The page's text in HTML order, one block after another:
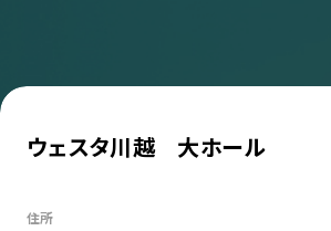
ウェスタ川越 大ホール
住所